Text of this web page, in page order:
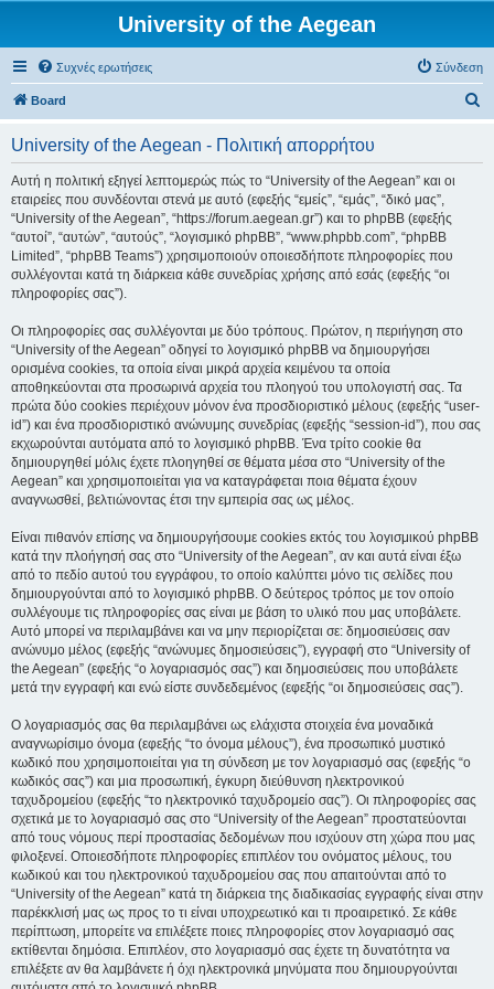
University of the Aegean
Συχνές ερωτήσεις Σύνδεση
Board
University of the Aegean - Πολιτική απορρήτου
Αυτή η πολιτική εξηγεί λεπτομερώς πώς το “University of the Aegean” και οι
εταιρείες που συνδέονται στενά με αυτό (εφεξής “εμείς”, “εμάς”, “δικό μας”,
“University of the Aegean”, “https://forum.aegean.gr”) και το phpBB (εφεξής
“αυτοί”, “αυτών”, “αυτούς”, “λογισμικό phpBB”, “www.phpbb.com”, “phpBB
Limited”, “phpBB Teams”) χρησιμοποιούν οποιεσδήποτε πληροφορίες που
συλλέγονται κατά τη διάρκεια κάθε συνεδρίας χρήσης από εσάς (εφεξής “οι
πληροφορίες σας”).
Οι πληροφορίες σας συλλέγονται με δύο τρόπους. Πρώτον, η περιήγηση στο
“University of the Aegean” οδηγεί το λογισμικό phpBB να δημιουργήσει
ορισμένα cookies, τα οποία είναι μικρά αρχεία κειμένου τα οποία
αποθηκεύονται στα προσωρινά αρχεία του πλοηγού του υπολογιστή σας. Τα
πρώτα δύο cookies περιέχουν μόνον ένα προσδιοριστικό μέλους (εφεξής “user-
id”) και ένα προσδιοριστικό ανώνυμης συνεδρίας (εφεξής “session-id”), που σας
εκχωρούνται αυτόματα από το λογισμικό phpBB. Ένα τρίτο cookie θα
δημιουργηθεί μόλις έχετε πλοηγηθεί σε θέματα μέσα στο “University of the
Aegean” και χρησιμοποιείται για να καταγράφεται ποια θέματα έχουν
αναγνωσθεί, βελτιώνοντας έτσι την εμπειρία σας ως μέλος.
Είναι πιθανόν επίσης να δημιουργήσουμε cookies εκτός του λογισμικού phpBB
κατά την πλοήγησή σας στο “University of the Aegean”, αν και αυτά είναι έξω
από το πεδίο αυτού του εγγράφου, το οποίο καλύπτει μόνο τις σελίδες που
δημιουργούνται από το λογισμικό phpBB. Ο δεύτερος τρόπος με τον οποίο
συλλέγουμε τις πληροφορίες σας είναι με βάση το υλικό που μας υποβάλετε.
Αυτό μπορεί να περιλαμβάνει και να μην περιορίζεται σε: δημοσιεύσεις σαν
ανώνυμο μέλος (εφεξής “ανώνυμες δημοσιεύσεις”), εγγραφή στο “University of
the Aegean” (εφεξής “ο λογαριασμός σας”) και δημοσιεύσεις που υποβάλετε
μετά την εγγραφή και ενώ είστε συνδεδεμένος (εφεξής “οι δημοσιεύσεις σας”).
Ο λογαριασμός σας θα περιλαμβάνει ως ελάχιστα στοιχεία ένα μοναδικά
αναγνωρίσιμο όνομα (εφεξής “το όνομα μέλους”), ένα προσωπικό μυστικό
κωδικό που χρησιμοποιείται για τη σύνδεση με τον λογαριασμό σας (εφεξής “ο
κωδικός σας”) και μια προσωπική, έγκυρη διεύθυνση ηλεκτρονικού
ταχυδρομείου (εφεξής “το ηλεκτρονικό ταχυδρομείο σας”). Οι πληροφορίες σας
σχετικά με το λογαριασμό σας στο “University of the Aegean” προστατεύονται
από τους νόμους περί προστασίας δεδομένων που ισχύουν στη χώρα που μας
φιλοξενεί. Οποιεσδήποτε πληροφορίες επιπλέον του ονόματος μέλους, του
κωδικού και του ηλεκτρονικού ταχυδρομείου σας που απαιτούνται από το
“University of the Aegean” κατά τη διάρκεια της διαδικασίας εγγραφής είναι στην
παρέκκλισή μας ως προς το τι είναι υποχρεωτικό και τι προαιρετικό. Σε κάθε
περίπτωση, μπορείτε να επιλέξετε ποιες πληροφορίες στον λογαριασμό σας
εκτίθενται δημόσια. Επιπλέον, στο λογαριασμό σας έχετε τη δυνατότητα να
επιλέξετε αν θα λαμβάνετε ή όχι ηλεκτρονικά μηνύματα που δημιουργούνται